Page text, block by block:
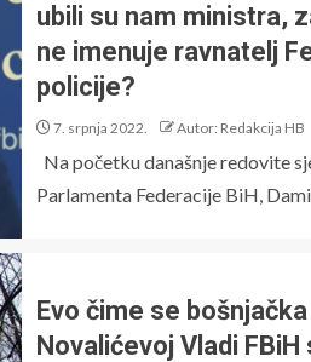
ubili su nam ministra,
ne imenuje ravnatelj
policije?
7. srpnja 2022. Autor: Redakcija HB
Na početku današnje redovite
Parlamenta Federacije BiH,
Evo čime se
Novalićevoj Vladi FBiH